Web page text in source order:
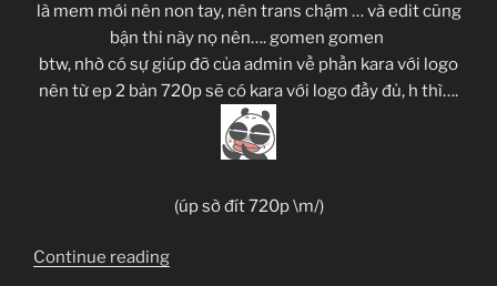
là mem mới nên non tay, nên trans chậm … và edit cũng
bận thi này nọ nên…. gomen gomen
btw, nhờ có sự giúp đỡ của admin về phần kara với logo
nên từ ep 2 bản 720p sẽ có kara với logo đầy đủ, h thì….
(úp sờ đít 720p \m/)
Continue reading“[Clip-